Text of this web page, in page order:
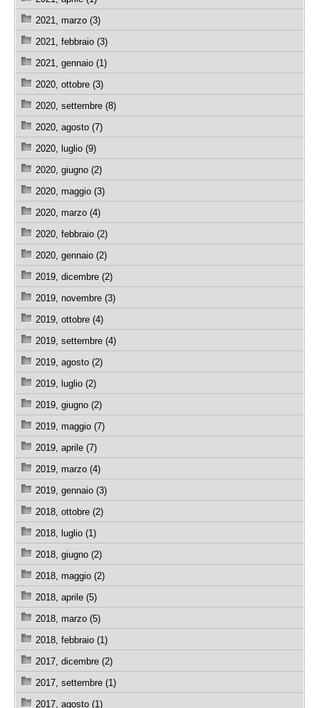
2021, marzo (3)
2021, febbraio (3)
2021, gennaio (1)
2020, ottobre (3)
2020, settembre (8)
2020, agosto (7)
2020, luglio (9)
2020, giugno (2)
2020, maggio (3)
2020, marzo (4)
2020, febbraio (2)
2020, gennaio (2)
2019, dicembre (2)
2019, novembre (3)
2019, ottobre (4)
2019, settembre (4)
2019, agosto (2)
2019, luglio (2)
2019, giugno (2)
2019, maggio (7)
2019, aprile (7)
2019, marzo (4)
2019, gennaio (3)
2018, ottobre (2)
2018, luglio (1)
2018, giugno (2)
2018, maggio (2)
2018, aprile (5)
2018, marzo (5)
2018, febbraio (1)
2017, dicembre (2)
2017, settembre (1)
2017, agosto (1)